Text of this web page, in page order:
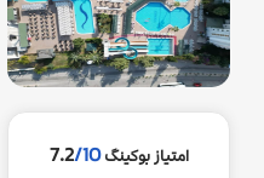
امتیاز بوکینگ 7.2/10